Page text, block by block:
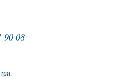
90 08